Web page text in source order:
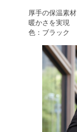
厚手の保温素
暖かさを実現
色：ブラック